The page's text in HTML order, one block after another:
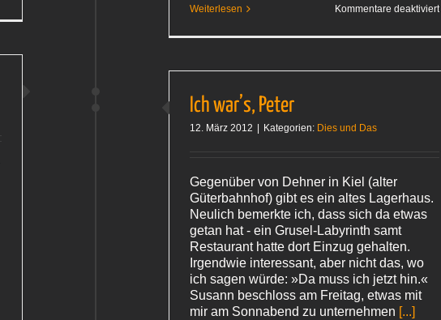
Weiterlesen Kommentare deaktiviert
Ich war’s, Peter
12. März 2012 Kategorien: Dies und Das
Gegenüber von Dehner in Kiel (alter
Güterbahnhof) gibt es ein altes Lagerhaus.
Neulich bemerkte ich, dass sich da etwas
getan hat - ein Grusel-Labyrinth samt
Restaurant hatte dort Einzug gehalten.
Irgendwie interessant, aber nicht das, wo
ich sagen würde: »Da muss ich jetzt hin.«
Susann beschloss am Freitag, etwas mit
mir am Sonnabend zu unternehmen [...]